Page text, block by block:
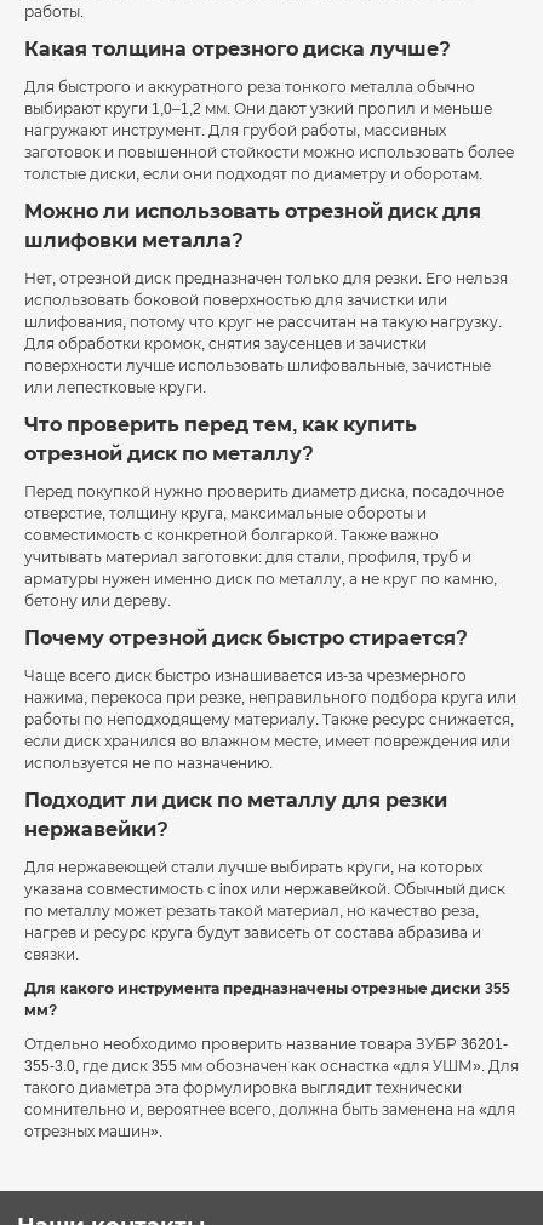
работы.
Какая толщина отрезного диска лучше?
Для быстрого и аккуратного реза тонкого металла обычно
выбирают круги 1,0–1,2 мм. Они дают узкий пропил и меньше
нагружают инструмент. Для грубой работы, массивных
заготовок и повышенной стойкости можно использовать более
толстые диски, если они подходят по диаметру и оборотам.
Можно ли использовать отрезной диск для
шлифовки металла?
Нет, отрезной диск предназначен только для резки. Его нельзя
использовать боковой поверхностью для зачистки или
шлифования, потому что круг не рассчитан на такую нагрузку.
Для обработки кромок, снятия заусенцев и зачистки
поверхности лучше использовать шлифовальные, зачистные
или лепестковые круги.
Что проверить перед тем, как купить
отрезной диск по металлу?
Перед покупкой нужно проверить диаметр диска, посадочное
отверстие, толщину круга, максимальные обороты и
совместимость с конкретной болгаркой. Также важно
учитывать материал заготовки: для стали, профиля, труб и
арматуры нужен именно диск по металлу, а не круг по камню,
бетону или дереву.
Почему отрезной диск быстро стирается?
Чаще всего диск быстро изнашивается из-за чрезмерного
нажима, перекоса при резке, неправильного подбора круга или
работы по неподходящему материалу. Также ресурс снижается,
если диск хранился во влажном месте, имеет повреждения или
используется не по назначению.
Подходит ли диск по металлу для резки
нержавейки?
Для нержавеющей стали лучше выбирать круги, на которых
указана совместимость с inox или нержавейкой. Обычный диск
по металлу может резать такой материал, но качество реза,
нагрев и ресурс круга будут зависеть от состава абразива и
связки.
Для какого инструмента предназначены отрезные диски 355
мм?
Отдельно необходимо проверить название товара ЗУБР 36201-
355-3.0, где диск 355 мм обозначен как оснастка «для УШМ». Для
такого диаметра эта формулировка выглядит технически
сомнительно и, вероятнее всего, должна быть заменена на «для
отрезных машин».